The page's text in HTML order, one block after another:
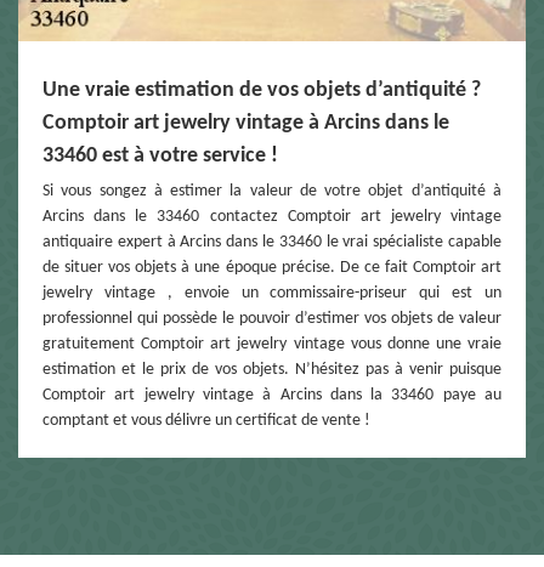
Une vraie estimation de vos objets d’antiquité ?
Comptoir art jewelry vintage à Arcins dans le
33460 est à votre service !
Si vous songez à estimer la valeur de votre objet d’antiquité à
Arcins dans le 33460 contactez Comptoir art jewelry vintage
antiquaire expert à Arcins dans le 33460 le vrai spécialiste capable
de situer vos objets à une époque précise. De ce fait Comptoir art
jewelry vintage , envoie un commissaire-priseur qui est un
professionnel qui possède le pouvoir d’estimer vos objets de valeur
gratuitement Comptoir art jewelry vintage vous donne une vraie
estimation et le prix de vos objets. N’hésitez pas à venir puisque
Comptoir art jewelry vintage à Arcins dans la 33460 paye au
comptant et vous délivre un certificat de vente !